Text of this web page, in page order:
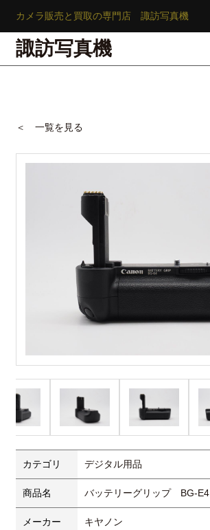
カメラ販売と買取の専門店 諏訪写真機
諏訪写真機
＜ 一覧を見る
カテゴリ デジタル用品
商品名 バッテリーグリップ BG-E4
メーカー キヤノン